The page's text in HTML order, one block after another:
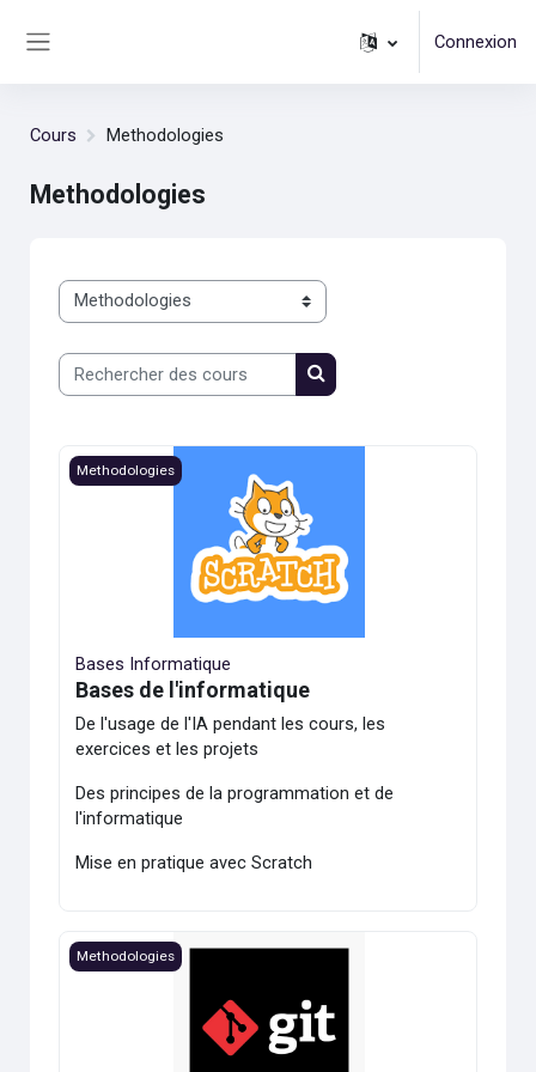
Connexion
Cours Methodologies
Methodologies
Catégories de cours
Rechercher des cours
Rechercher des cours
Image du cours Bases Informatique
Methodologies
Bases Informatique
Bases de l'informatique
De l'usage de l'IA pendant les cours, les
exercices et les projets
Des principes de la programmation et de
l'informatique
Mise en pratique avec Scratch
Image du cours Introduction à Git
Methodologies